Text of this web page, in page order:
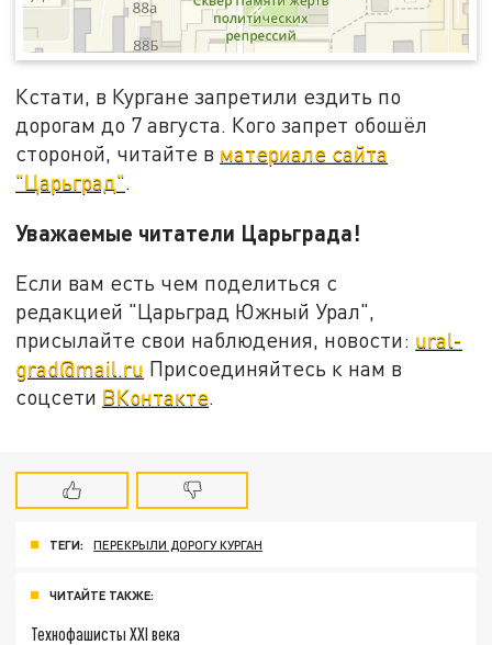
Кстати, в Кургане запретили ездить по
дорогам до 7 августа. Кого запрет обошёл
стороной, читайте в материале сайта
"Царьград".
Уважаемые читатели Царьграда!
Если вам есть чем поделиться с
редакцией "Царьград Южный Урал",
присылайте свои наблюдения, новости: ural-
grad@mail.ru Присоединяйтесь к нам в
соцсети ВКонтакте.
ТЕГИ: ПЕРЕКРЫЛИ ДОРОГУ КУРГАН
ЧИТАЙТЕ ТАКЖЕ:
Технофашисты XXI века